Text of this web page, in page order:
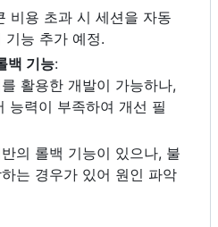
비용 초과 시 세션을 자동
기능 추가 예정.
백 기능:
활용한 개발이 가능하나,
능력이 부족하여 개선 필
의 롤백 기능이 있으나, 불
는 경우가 있어 원인 파악